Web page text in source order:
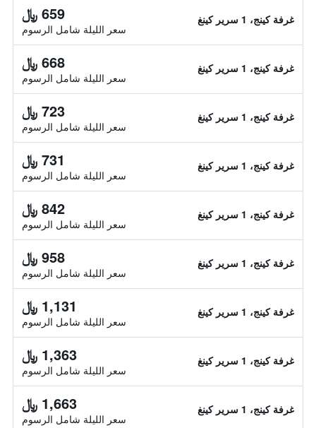
غرفة كينج، 1 سرير كينغ 659 ﷼
سعر الليلة شامل الرسوم
غرفة كينج، 1 سرير كينغ 668 ﷼
سعر الليلة شامل الرسوم
غرفة كينج، 1 سرير كينغ 723 ﷼
سعر الليلة شامل الرسوم
غرفة كينج، 1 سرير كينغ 731 ﷼
سعر الليلة شامل الرسوم
غرفة كينج، 1 سرير كينغ 842 ﷼
سعر الليلة شامل الرسوم
غرفة كينج، 1 سرير كينغ 958 ﷼
سعر الليلة شامل الرسوم
غرفة كينج، 1 سرير كينغ 1,131 ﷼
سعر الليلة شامل الرسوم
غرفة كينج، 1 سرير كينغ 1,363 ﷼
سعر الليلة شامل الرسوم
غرفة كينج، 1 سرير كينغ 1,663 ﷼
سعر الليلة شامل الرسوم